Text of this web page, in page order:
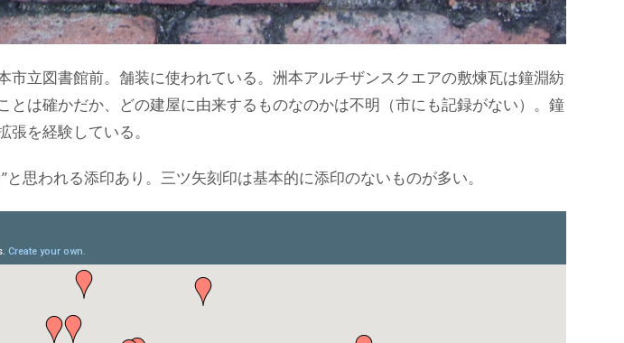
市立図書館前。舗装に使われている。洲本アルチザンスクエアの敷煉瓦は鐘淵紡
とは確かだか、どの建屋に由来するものなのかは不明（市にも記録がない）。鐘
を経験している。
思われる添印あり。三ツ矢刻印は基本的に添印のないものが多い。